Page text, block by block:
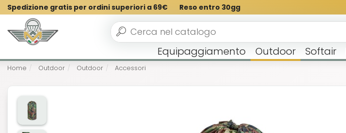
Spedizione gratis per ordini superiori a 69€ Reso entro 30gg
Equipaggiamento Outdoor Softair
Home Outdoor Outdoor Accessori